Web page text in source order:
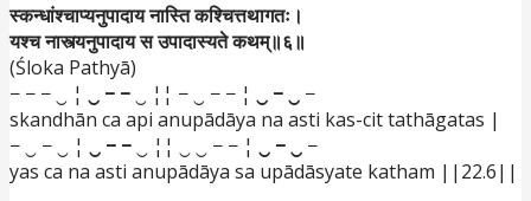
स्कन्धांश्चाप्यनुपादाय नास्ति कश्चित्तथागतः।
यश्च नास्त्यनुपादाय स उपादास्यते कथम्॥६॥
(Śloka Pathyā)
− − − ‿ ¦ ‿ − − ‿ ¦¦ − ‿ − − ¦ ‿ − ‿ −
skandhān ca api anupādāya na asti kas-cit tathāgatas |
− ‿ − ‿ ¦ ‿ − − ‿ ¦¦ ‿ ‿ − − ¦ ‿ − ‿ −
yas ca na asti anupādāya sa upādāsyate katham ||22.6||